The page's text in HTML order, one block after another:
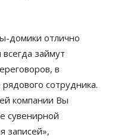
домики отлично
займут
в
сотрудника.
компании Вы
сувенирной
записей»,